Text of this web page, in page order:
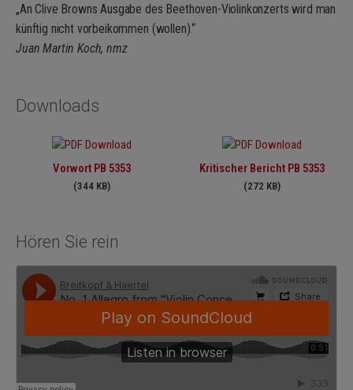
„An Clive Browns Ausgabe des Beethoven-Violinkonzerts wird man
künftig nicht vorbeikommen (wollen).“
Juan Martin Koch, nmz
Downloads
Vorwort PB 5353
(344 KB)
Kritischer Bericht PB 5353
(272 KB)
Hören Sie rein